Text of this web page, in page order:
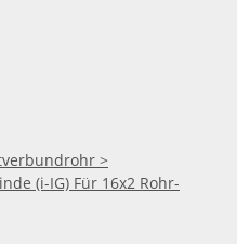
>
(i-IG) Für 16x2 Rohr-